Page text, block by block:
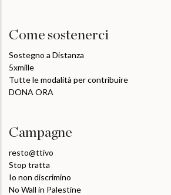
Come sostenerci
Sostegno a Distanza
5xmille
Tutte le modalità per contribuire
DONA ORA
Campagne
resto@ttivo
Stop tratta
Io non discrimino
No Wall in Palestine